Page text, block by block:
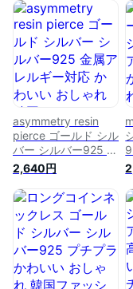
ョン プチプラ レデ
ィース ママ向け joie
asymmetry resin
pierce ゴールド シル
バー シルバー925 金
属アレルギー対応 か
わいい おしゃれ 韓
国ファッション プチ
プラ レディース マ
マ向け joie
2,640円